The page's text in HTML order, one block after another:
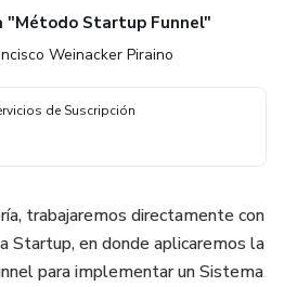
"Método Startup Funnel"
Weinacker Piraino
de Suscripción
trabajaremos directamente con
Startup, en donde aplicaremos la
para implementar un Sistema